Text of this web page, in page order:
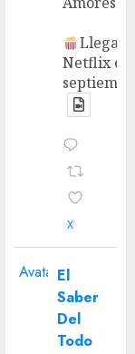
Llega a
Netflix en
X
Avatar El
Saber
Del
Todo